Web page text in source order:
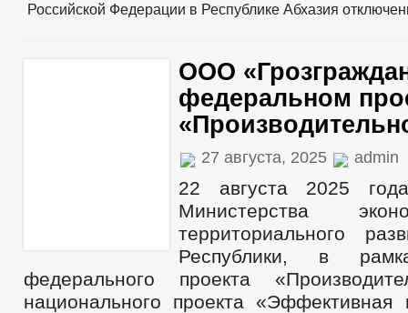
Российской Федерации в Республике Абхазия
ООО
федеральном
27 августа, 2025 admin
22 августа 2025 года
Министерства
территориального
Республики, в
федерального проекта
национального проекта